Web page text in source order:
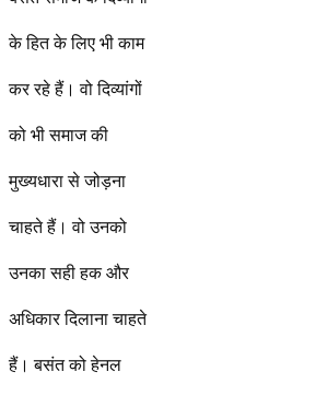
के हित के लिए भी काम
कर रहे हैं। वो दिव्यांगों
को भी समाज की
मुख्यधारा से जोड़ना
चाहते हैं। वो उनको
उनका सही हक और
अधिकार दिलाना चाहते
हैं। बसंत को हेनल